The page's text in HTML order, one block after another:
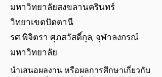
มหาวิทยาลัยสงขลานครินทร์
วิทยาเขตปัตตานี
รศ.พิจิตรา ศุภสวัสดิ์กุล, จุฬาลงกรณ์
มหาวิทยาลัย
นำเสนอผลงาน หรือผลการศึกษาเกี่ยวกับ